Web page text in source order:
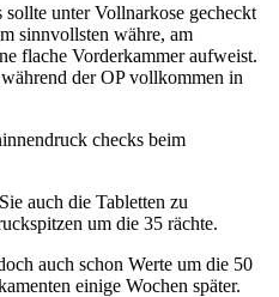
unter Vollnarkose gecheckt
sinnvollsten währe, am
flache Vorderkammer aufweist.
der OP vollkommen in
checks beim
auch die Tabletten zu
um die 35 rächte.
auch schon Werte um die 50
einige Wochen später.